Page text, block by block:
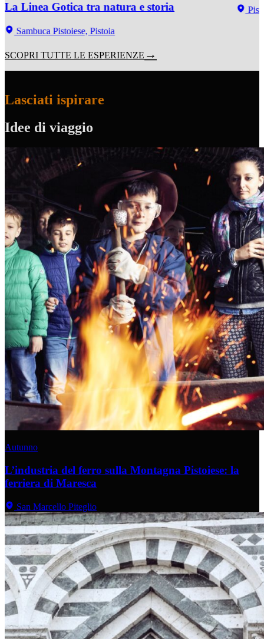
La Linea Gotica tra natura e storia
Sambuca Pistoiese, Pistoia
SCOPRI TUTTE LE ESPERIENZE
Lasciati ispirare
Idee di viaggio
Autunno
L’industria del ferro sulla Montagna Pistoiese: la
ferriera di Maresca
San Marcello Piteglio